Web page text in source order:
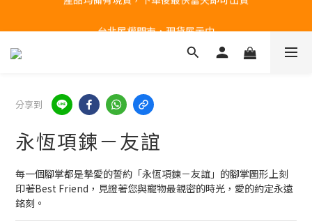
台北民權門市，現貨展示中
分享到
永恆項鍊－友誼
每一個腳掌都是摯愛的誓約​​「永恆項鍊－友誼」的腳掌圖形上刻
印著Best Friend，見證著您與寵物最親密的時光，愛的約定永遠
銘刻。